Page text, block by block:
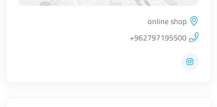
اضغط لتحميل الموقع
online shop
+962797195500
زيارة حساب المتجر على Instagram